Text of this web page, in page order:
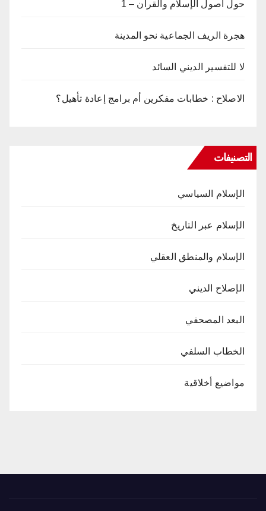
حول أصول الإسلام والقرآن – 1
هجرة الريف الجماعية نحو المدينة
لا للتفسير الديني السائد
الاصلاح : خطابات مفكرين أم برامج إعادة تأهيل؟
التصنيفات
الإسلام السياسي
الإسلام عبر التاريخ
الإسلام والمنطق العقلي
الإصلاح الديني
البعد المصحفي
الخطاب السلفي
مواضيع أخلاقية